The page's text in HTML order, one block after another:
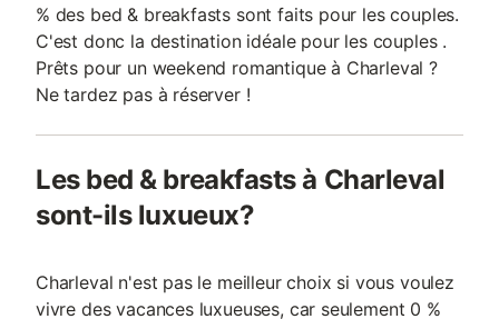
% des bed & breakfasts sont faits pour les couples.
C'est donc la destination idéale pour les couples .
Prêts pour un weekend romantique à Charleval ?
Ne tardez pas à réserver !
Les bed & breakfasts à Charleval
sont-ils luxueux?
Charleval n'est pas le meilleur choix si vous voulez
vivre des vacances luxueuses, car seulement 0 %